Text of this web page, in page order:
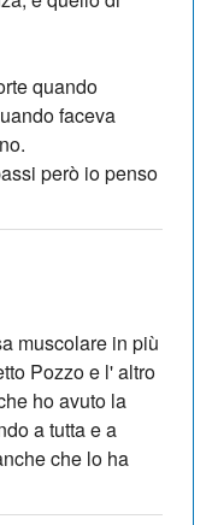
quando
faceva
però io penso
muscolare in più
Pozzo e l' altro
ho avuto la
a tutta e a
che lo ha